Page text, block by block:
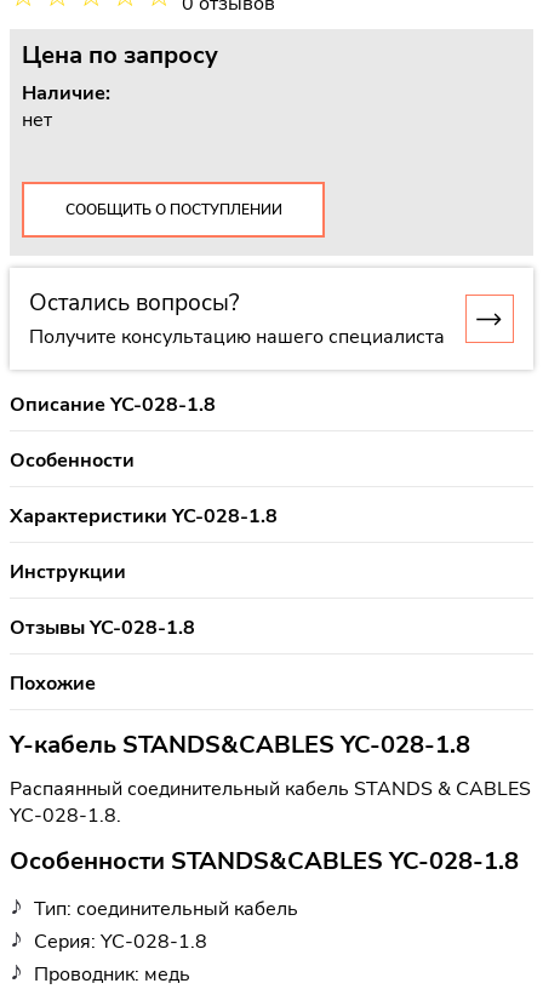
Цена по запросу
Наличие:
нет
СООБЩИТЬ О ПОСТУПЛЕНИИ
Остались вопросы?
Получите консультацию нашего специалиста
Описание YC-028-1.8
Особенности
Характеристики YC-028-1.8
Инструкции
Отзывы YC-028-1.8
Похожие
Y-кабель STANDS&CABLES YC-028-1.8
Распаянный соединительный кабель STANDS & CABLES
YC-028-1.8.
Особенности STANDS&CABLES YC-028-1.8
Тип: соединительный кабель
Серия: YC-028-1.8
Проводник: медь